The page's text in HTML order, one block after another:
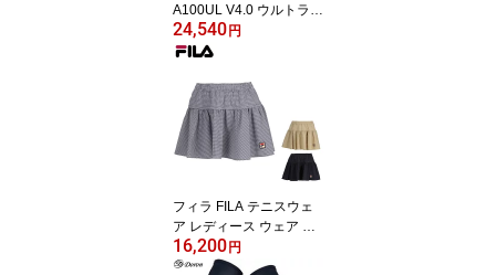
A100UL V4.0 ウルトラ1
00UL V4.0 WR108511U
1 テニスラケット テニス
24,540円
フィラ FILA テニスウェ
ア レディース ウェア テ
ニス スコート スカート
ウエア VL2858
16,200円